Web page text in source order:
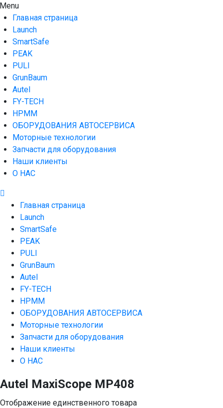
Skip
to
content
AUTO HOUSE
Технологии автосервиса — официальный дистрибьютор
Launch в Армении,Launch Armenia
Главная страница
Launch
SmartSafe
PEAK
PULI
GrunBaum
Autel
FY-TECH
HPMM
ОБОРУДОВАНИЯ АВТОСЕРВИСА
Моторные технологии
Запчасти для оборудования
Наши клиенты
О НАС
Главная страница
Launch
SmartSafe
PEAK
PULI
GrunBaum
Autel
FY-TECH
HPMM
ОБОРУДОВАНИЯ АВТОСЕРВИСА
Моторные технологии
Запчасти для оборудования
Наши клиенты
О НАС
Autel MaxiScope MP408
Отображение единственного товара